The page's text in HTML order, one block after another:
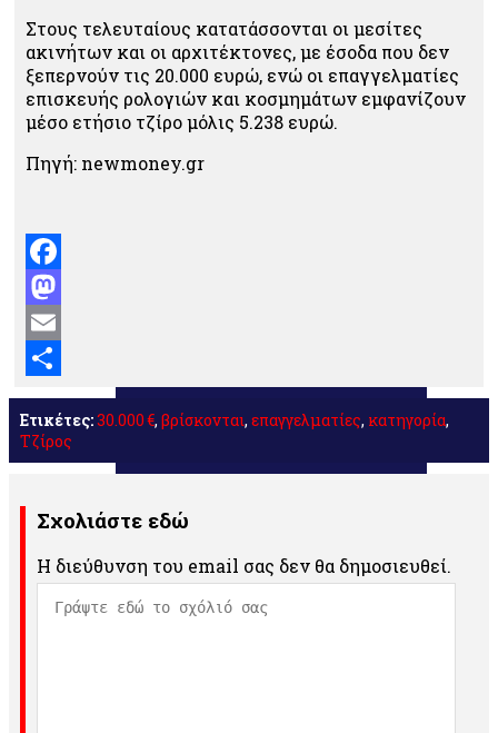
Στους τελευταίους κατατάσσονται οι μεσίτες
ακινήτων και οι αρχιτέκτονες, με έσοδα που δεν
ξεπερνούν τις 20.000 ευρώ, ενώ οι επαγγελματίες
επισκευής ρολογιών και κοσμημάτων εμφανίζουν
μέσο ετήσιο τζίρο μόλις 5.238 ευρώ.
Πηγή: newmoney.gr
Facebook
Mastodon
Email
Μοιραστείτε
Ετικέτες:30.000 €, βρίσκονται, επαγγελματίες, κατηγορία,
Τζίρος
Σχολιάστε εδώ
Η διεύθυνση του email σας δεν θα δημοσιευθεί.